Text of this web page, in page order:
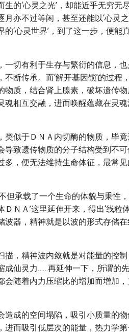
的‘心灵之光’，却能近乎无穷无
亦不过等闲，甚至还能以‘心灵
‘心灵世界’，到了这一步，便能
一切有利于生存与繁衍的信息，
断传承。而‘解开基因锁’的过程
物质，结合肾上腺素，破坏遗传
魂相互交融，进而唤醒蕴藏在灵
类似于ＤＮＡ内切酶的物质，毕
导致遗传物质的分子结构受到不
，便无法维持生命体征，最常见
但承载了一个生命的体貌与秉性
ＮＡ’这里延伸开来，得出‘线粒
器，精神就是以波的形式存储
描，精神波内敛就是对能量的控
成仙灵力……再延伸一下，所谓的
会随着内力压缩比的增加而增加
造成的空间塌陷，吸引小质量的
进而吸引低层次的能量，热力学